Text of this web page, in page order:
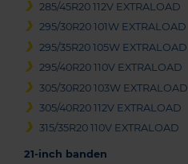
285/45R20 112V EXTRALOAD
295/30R20 101W EXTRALOAD
295/35R20 105W EXTRALOAD
295/40R20 110V EXTRALOAD
305/30R20 103W EXTRALOAD
305/40R20 112V EXTRALOAD
315/35R20 110V EXTRALOAD
21-inch banden